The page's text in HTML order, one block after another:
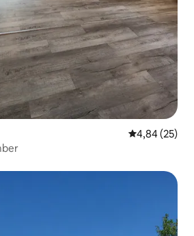
Prosječna
4,84 (25)
s oznakom „Odabrali gosti”